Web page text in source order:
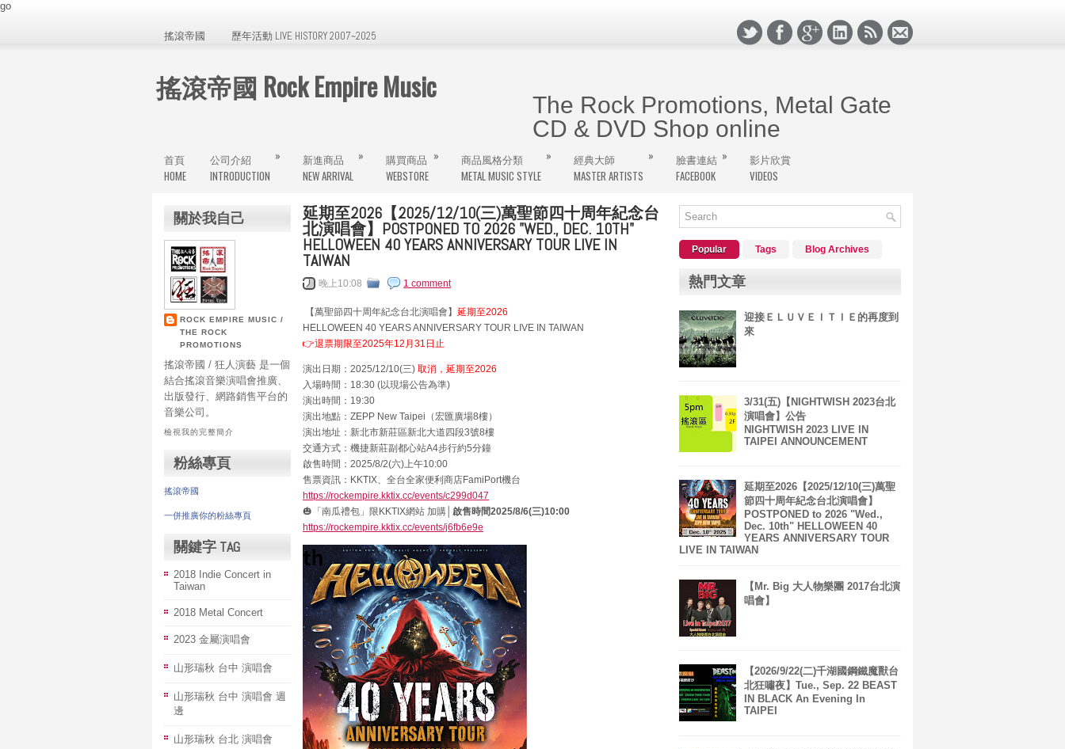
go
搖滾帝國 歷年活動 LIVE HISTORY 2007~2025
搖滾帝國 Rock Empire Music
The Rock Promotions, Metal Gate
CD & DVD Shop online
曾經在The Wall、饒河街旁的金屬極境挖寶的搖滾客們，堅持的心永遠不滅，新版的
網購將逐步更新，大家千萬記得這個屬於搖滾客的天地。
首頁
HOME
公司介紹
INTRODUCTION
»
新進商品
NEW ARRIVAL
»
購買商品
WEBSTORE
»
商品風格分類
METAL MUSIC STYLE
»
經典大師
MASTER ARTISTS
»
臉書連結
FACEBOOK
»
影片欣賞
VIDEOS
關於我自己
ROCK EMPIRE MUSIC /
THE ROCK
PROMOTIONS
搖滾帝國 / 狂人演藝 是一個
結合搖滾音樂演唱會推廣、
出版發行、網路銷售平台的
音樂公司。
檢視我的完整簡介
粉絲專頁
搖滾帝國
一併推廣你的粉絲專頁
關鍵字 TAG
2018 Indie Concert in
Taiwan
2018 Metal Concert
2023 金屬演唱會
山形瑞秋 台中 演唱會
山形瑞秋 台中 演唱會 週
邊
山形瑞秋 台北 演唱會
延期至2026【2025/12/10(三)萬聖節四十周年紀念台
北演唱會】POSTPONED TO 2026 "WED., DEC. 10TH"
HELLOWEEN 40 YEARS ANNIVERSARY TOUR LIVE IN
TAIWAN
晚上10:08 1 comment
【萬聖節四十周年紀念台北演唱會】 延期至2026
HELLOWEEN 40 YEARS ANNIVERSARY TOUR LIVE IN TAIWAN
👉退票期限至2025年12月31日止
演出日期：2025/12/10(三) 取消， 延期至2026
入場時間：18:30 (以現場公告為準)
演出時間：19:30
演出地點：ZEPP New Taipei（宏匯廣場8樓）
演出地址：新北市新莊區新北大道四段3號8樓
交通方式：機捷新莊副都心站A4步行約5分鐘
啟售時間：2025/8/2(六)上午10:00
售票資訊：KKTIX、全台全家便利商店FamiPort機台
https://rockempire.kktix.cc/events/c299d047
🎃「南瓜禮包」限KKTIX網站 加購│ 啟售時間2025/8/6(三)10:00
https://rockempire.kktix.cc/events/j6fb6e9e
Popular Tags Blog Archives
熱門文章
迎接ＥＬＵＶＥＩＴＩＥ的再度到
來
3/31(五)【NIGHTWISH 2023台北
演唱會】公告
NIGHTWISH 2023 LIVE IN
TAIPEI ANNOUNCEMENT
延期至2026【2025/12/10(三)萬聖
節四十周年紀念台北演唱會】
POSTPONED to 2026 "Wed.,
Dec. 10th" HELLOWEEN 40
YEARS ANNIVERSARY TOUR
LIVE IN TAIWAN
【Mr. Big 大人物樂團 2017台北演
唱會】
【2026/9/22(二)千湖國鋼鐵魔獸台
北狂嘯夜】Tue., Sep. 22 BEAST
IN BLACK An Evening In
TAIPEI